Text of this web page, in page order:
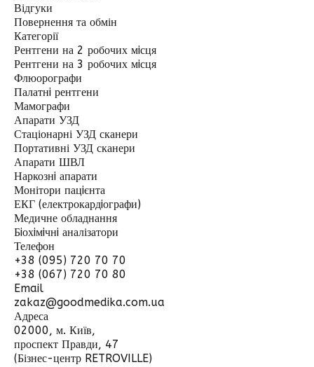
Відгуки
Повернення та обмін
Категорії
Рентгени на 2 робочих мiсця
Рентгени на 3 робочих мiсця
Флюорографи
Палатнi рентгени
Мамографи
Апарати УЗД
Стаціонарні УЗД сканери
Портативні УЗД сканери
Апарати ШВЛ
Наркознi апарати
Монітори пацiєнта
ЕКГ (електрокардiографи)
Медичне обладнання
Бiохiмiчнi аналізатори
Телефон
+38 (095) 720 70 70
+38 (067) 720 70 80
Email
zakaz@goodmedika.com.ua
Адреса
02000, м. Київ,
проспект Правди, 47
(Бізнес-центр RETROVILLE)